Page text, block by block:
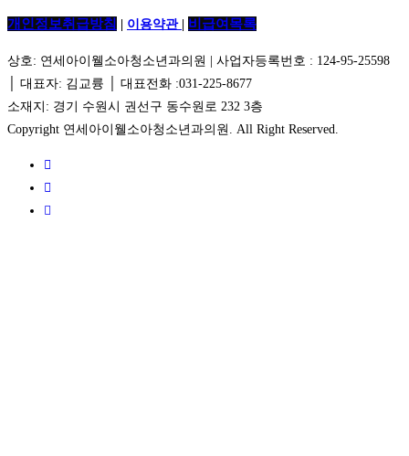
개인정보취급방침 이용약관 비급여목록
상호: 연세아이웰소아청소년과의원 | 사업자등록번호 : 124-95-25598
│ 대표자: 김교륭 │ 대표전화 :031-225-8677
소재지: 경기 수원시 권선구 동수원로 232 3층
Copyright 연세아이웰소아청소년과의원. All Right Reserved.